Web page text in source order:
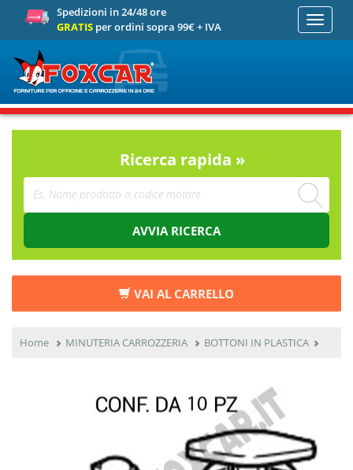
Spedizioni in 24/48 ore
GRATIS per ordini sopra 99€ + IVA
Toggle
Ricerca rapida »
AVVIA RICERCA
VAI AL CARRELLO
Home MINUTERIA CARROZZERIA BOTTONI IN PLASTICA